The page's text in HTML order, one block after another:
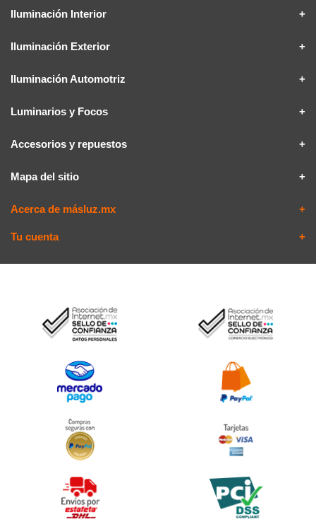
Iluminación Interior
Iluminación Exterior
Iluminación Automotriz
Luminarios y Focos
Accesorios y repuestos
Mapa del sitio
Acerca de másluz.mx
Tu cuenta